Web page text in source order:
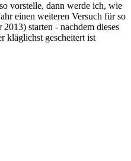
vorstelle, dann werde ich, wie
einen weiteren Versuch für so
starten - nachdem dieses
kläglichst gescheitert ist